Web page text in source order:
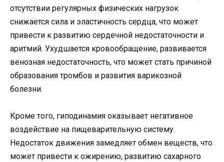
отсутствии регулярных физических нагрузок
снижается сила и эластичность сердца, что может
привести к развитию сердечной недостаточности и
аритмий. Ухудшается кровообращение, развивается
венозная недостаточность, что может стать причиной
образования тромбов и развития варикозной
болезни.
Кроме того, гиподинамия оказывает негативное
воздействие на пищеварительную систему.
Недостаток движения замедляет обмен веществ, что
может привести к ожирению, развитию сахарного